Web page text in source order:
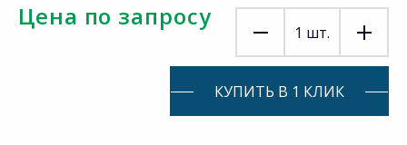
Цена по запросу
1 шт.
КУПИТЬ В 1 КЛИК